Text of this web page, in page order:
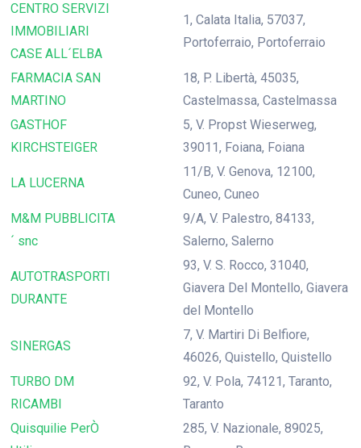
CENTRO SERVIZI
IMMOBILIARI
CASE ALL´ELBA
1, Calata Italia, 57037,
Portoferraio, Portoferraio
FARMACIA SAN
MARTINO
18, P. Libertà, 45035,
Castelmassa, Castelmassa
GASTHOF
KIRCHSTEIGER
5, V. Propst Wieserweg,
39011, Foiana, Foiana
LA LUCERNA
11/B, V. Genova, 12100,
Cuneo, Cuneo
M&M PUBBLICITA
´ snc
9/A, V. Palestro, 84133,
Salerno, Salerno
AUTOTRASPORTI
DURANTE
93, V. S. Rocco, 31040,
Giavera Del Montello, Giavera
del Montello
SINERGAS
7, V. Martiri Di Belfiore,
46026, Quistello, Quistello
TURBO DM
RICAMBI
92, V. Pola, 74121, Taranto,
Taranto
Quisquilie PerÒ
285, V. Nazionale, 89025,